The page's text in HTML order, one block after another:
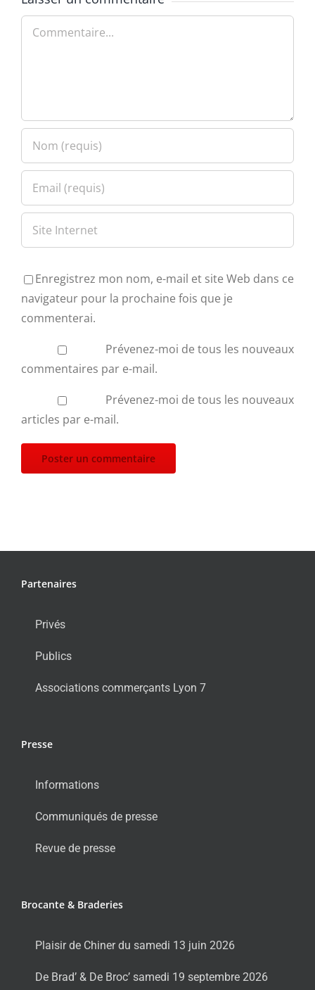
Commentaire
Enregistrez mon nom, e-mail et site Web dans ce
navigateur pour la prochaine fois que je
commenterai.
Prévenez-moi de tous les nouveaux
commentaires par e-mail.
Prévenez-moi de tous les nouveaux
articles par e-mail.
Partenaires
Privés
Publics
Associations commerçants Lyon 7
Presse
Informations
Communiqués de presse
Revue de presse
Brocante & Braderies
Plaisir de Chiner du samedi 13 juin 2026
De Brad’ & De Broc’ samedi 19 septembre 2026